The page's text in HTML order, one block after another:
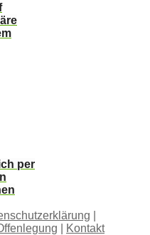
per
Kontakt